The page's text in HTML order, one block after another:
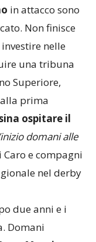
in attacco sono
Non finisce
nelle
una tribuna
Superiore,
prima
ospitare il
domani alle
e compagni
nel derby
due anni e i
Domani